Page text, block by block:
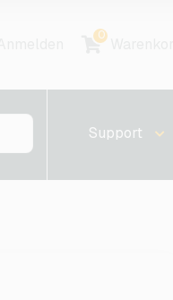
0
Support